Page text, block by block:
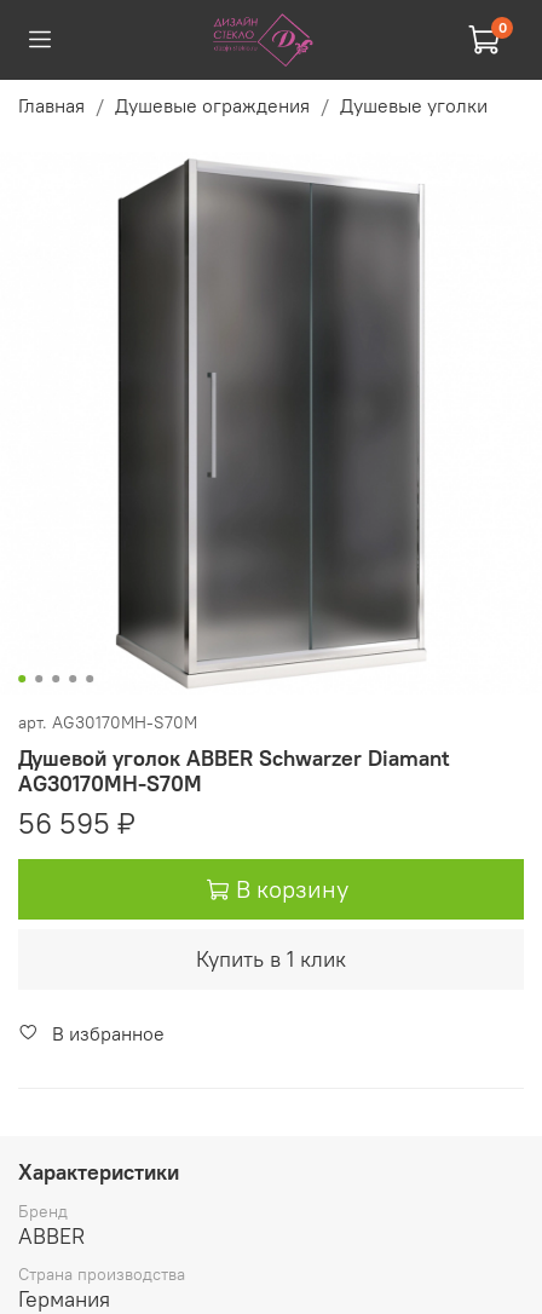
0
Главная Душевые ограждения Душевые уголки
арт. AG30170MH-S70M
Душевой уголок ABBER Schwarzer Diamant
AG30170MH-S70M
56 595 ₽
В корзину
Купить в 1 клик
В избранное
Характеристики
Бренд
ABBER
Страна производства
Германия